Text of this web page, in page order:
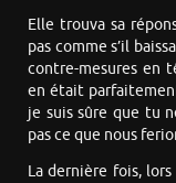
Elle trouva sa
pas comme s’il
contre-mesures en
en était
je suis sûre que tu
pas ce que nous
La dernière fois,